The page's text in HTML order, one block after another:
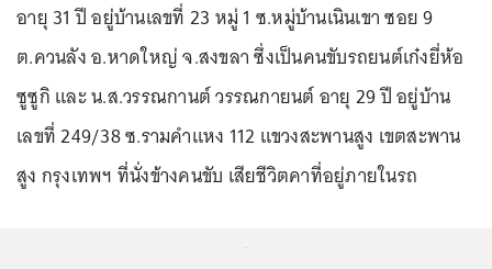
อายุ 31 ปี อยู่บ้านเลขที่ 23 หมู่ 1 ซ.หมู่บ้านเนินเขา ซอย 9
ต.ควนลัง อ.หาดใหญ่ จ.สงขลา ซึ่งเป็นคนขับรถยนต์เก๋งยี่ห้อ
ซูซูกิ และ น.ส.วรรณกานต์ วรรณกายนต์ อายุ 29 ปี อยู่บ้าน
เลขที่ 249/38 ซ.รามคำแหง 112 แขวงสะพานสูง เขตสะพาน
สูง กรุงเทพฯ ที่นั่งข้างคนขับ เสียชีวิตคาที่อยู่ภายในรถ